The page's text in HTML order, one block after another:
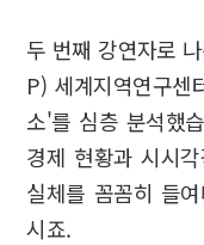
두 번째 강연자로
P) 세계지역연구센
소'를 심층 분석했
경제 현황과 시시
실체를 꼼꼼히 들
시죠.